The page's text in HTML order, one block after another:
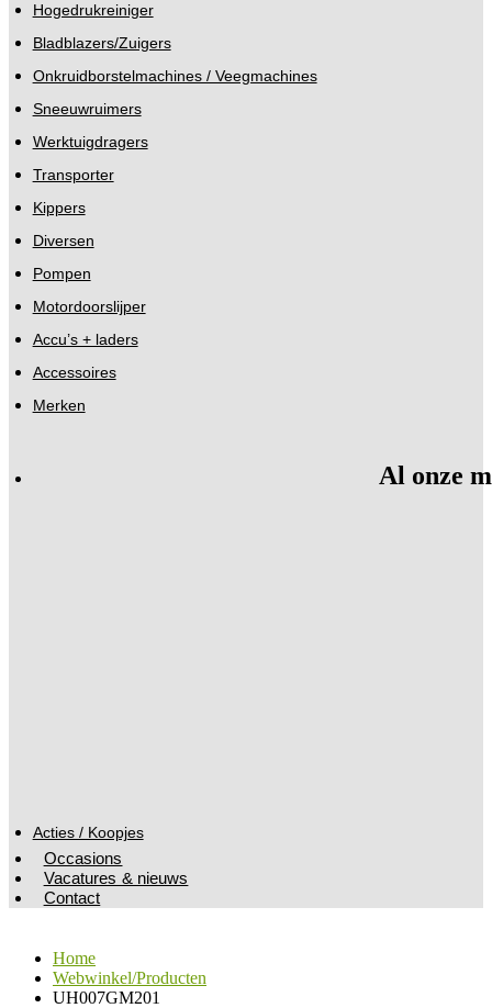
Hogedrukreiniger
Bladblazers/Zuigers
Onkruidborstelmachines / Veegmachines
Sneeuwruimers
Werktuigdragers
Transporter
Kippers
Diversen
Pompen
Motordoorslijper
Accu’s + laders
Accessoires
Merken
Al onze
Acties / Koopjes
Occasions
Vacatures & nieuws
Contact
Home
Webwinkel/Producten
UH007GM201